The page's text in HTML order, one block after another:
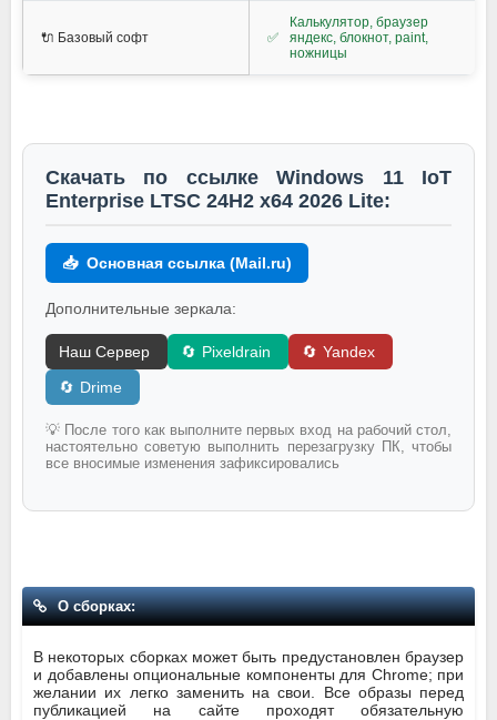
🔌 Базовый софт ✅
Калькулятор, браузер
яндекс, блокнот, paint,
ножницы
Скачать по ссылке Windows 11 IoT
Enterprise LTSC 24H2 x64 2026 Lite:
📥 Основная ссылка (Mail.ru)
Дополнительные зеркала:
Наш Сервер 🔄 Pixeldrain 🔄 Yandex
🔄 Drime
💡 После того как выполните первых вход на рабочий стол,
настоятельно советую выполнить перезагрузку ПК, чтобы
все вносимые изменения зафиксировались
О сборках:
В некоторых сборках может быть предустановлен браузер
и добавлены опциональные компоненты для Chrome; при
желании их легко заменить на свои. Все образы перед
публикацией на сайте проходят обязательную